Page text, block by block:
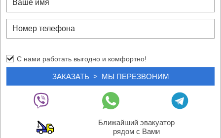
у
С нами работать выгодно и комфортно!
Ближайший эвакуатор
рядом с Вами